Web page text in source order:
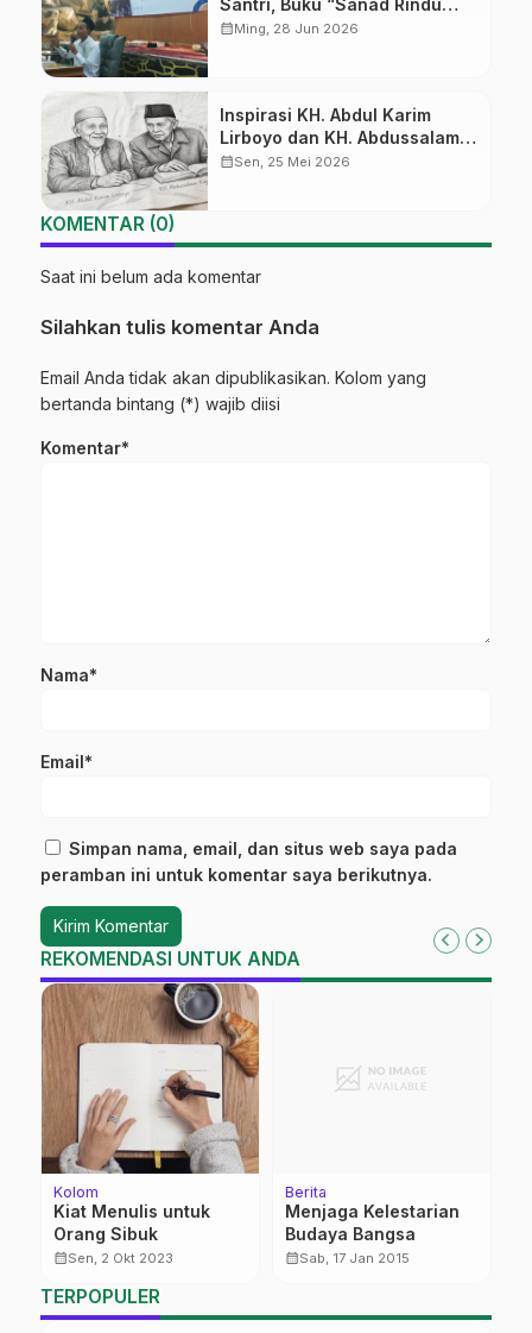
dari Kajen” Resmi Diluncurkan
calendar_monthMing, 28 Jun 2026
Inspirasi KH. Abdul Karim
Lirboyo dan KH. Abdussalam
Kajen
calendar_monthSen, 25 Mei 2026
KOMENTAR (0)
Saat ini belum ada komentar
Silahkan tulis komentar Anda
Email Anda tidak akan dipublikasikan. Kolom yang
bertanda bintang (*) wajib diisi
Komentar*
Nama*
Email*
Simpan nama, email, dan situs web saya pada
peramban ini untuk komentar saya berikutnya.
REKOMENDASI UNTUK ANDA
Kolom
Kiat Menulis untuk
Orang Sibuk
calendar_monthSen, 2 Okt 2023
Berita
Menjaga Kelestarian
Budaya Bangsa
calendar_monthSab, 17 Jan 2015
TERPOPULER